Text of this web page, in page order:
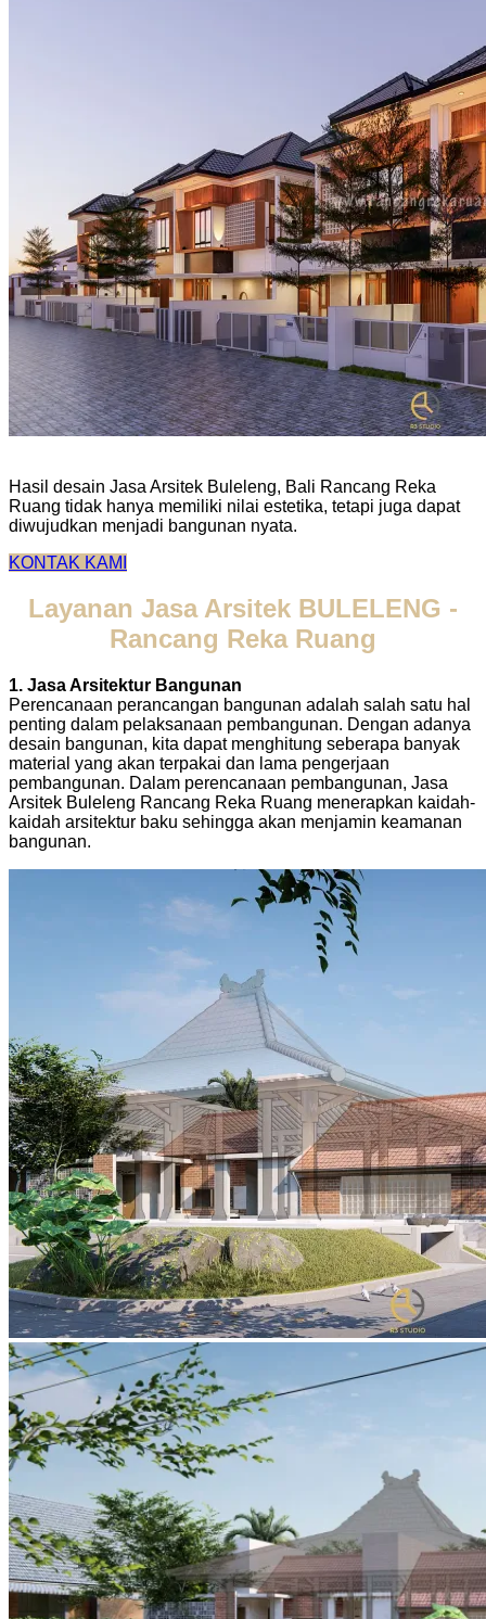
Hasil desain Jasa Arsitek Buleleng, Bali Rancang Reka
Ruang tidak hanya memiliki nilai estetika, tetapi juga dapat
diwujudkan menjadi bangunan nyata.
KONTAK KAMI
Layanan Jasa Arsitek BULELENG -
Rancang Reka Ruang
1. Jasa Arsitektur Bangunan
Perencanaan perancangan bangunan adalah salah satu hal
penting dalam pelaksanaan pembangunan. Dengan adanya
desain bangunan, kita dapat menghitung seberapa banyak
material yang akan terpakai dan lama pengerjaan
pembangunan. Dalam perencanaan pembangunan, Jasa
Arsitek Buleleng Rancang Reka Ruang menerapkan kaidah-
kaidah arsitektur baku sehingga akan menjamin keamanan
bangunan.